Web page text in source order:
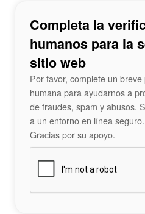
Completa la
humanos para la
sitio web
Por favor, complete un
humana para ayudarnos a
de fraudes, spam y abusos.
a un entorno en línea seguro.
Gracias por su apoyo.